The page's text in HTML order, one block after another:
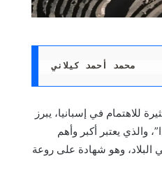
للاهتمام في إسبانيا، يبرز
والذي يعتبر أكبر وأهم
وهو شهادة على روعة